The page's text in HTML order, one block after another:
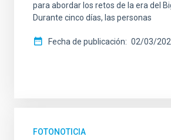
para abordar los retos de la era del
Durante cinco días, las personas
Fecha de publicación 02/03/
FOTONOTICIA